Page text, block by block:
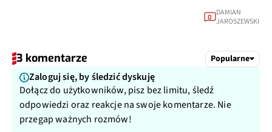
0
DAMIAN
JAROSZEWSKI
3 komentarze Popularne
Zaloguj się, by śledzić dyskuję
Dołącz do użytkowników, pisz bez limitu, śledź
odpowiedzi oraz reakcje na swoje komentarze. Nie
przegap ważnych rozmów!